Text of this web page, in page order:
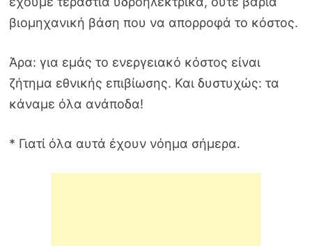
βιομηχανική βάση που να απορροφά το κόστος.
Άρα: για εμάς το ενεργειακό κόστος είναι
ζήτημα εθνικής επιβίωσης. Και δυστυχώς: τα
κάναμε όλα ανάποδα!
* Γιατί όλα αυτά έχουν νόημα σήμερα.